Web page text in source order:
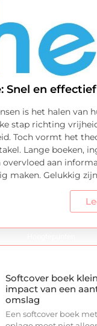
Snel en
is het halen van
stap richting
Toch vormt het
Lange boeken,
overvloed aan
maken. Gelukkig zijn
Softcover boek
impact van een
omslag
Een softcover boek